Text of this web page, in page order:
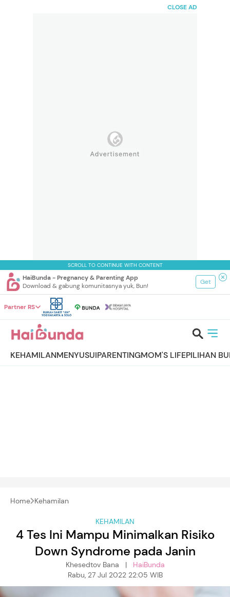
CLOSE AD
SCROLL TO CONTINUE WITH CONTENT
HaiBunda - Pregnancy & Parenting App
Download & gabung komunitasnya yuk, Bun!
Get
Partner RS
KEHAMILANMENYUSUIPARENTINGMOM'S LIFEPILIHAN
Home Kehamilan
KEHAMILAN
4 Tes Ini Mampu Minimalkan Risiko
Down Syndrome pada Janin
Khesedtov Bana | HaiBunda
Rabu, 27 Jul 2022 22:05 WIB